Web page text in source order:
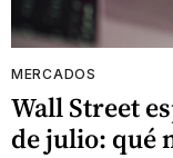
MERCADOS
Wall Street
de julio: qué